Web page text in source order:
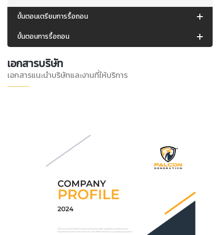
ขั้นตอนเตรียมการรื้อถอน
ขั้นตอนการรื้อถอน
เอกสารบริษัท
เอกสารแนะนำบริษัทและงานที่ให้บริการ